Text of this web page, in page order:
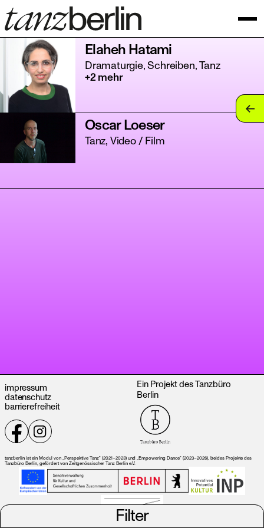
Elaheh Hatami
Dramaturgie, Schreiben, Tanz
+2 mehr
Oscar Loeser
Tanz, Video / Film
Filter
impressum
datenschutz
barrierefreiheit
Ein Projekt des Tanzbüro
Berlin
tanzberlin ist ein Modul von „Perspektive Tanz" (2021–2023) und „Empowering Dance" (2023–2026), beides Projekte des
Tanzbüro Berlin, gefördert von Zeitgenössischer Tanz Berlin e.V.